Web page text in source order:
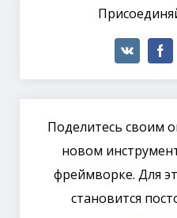
Поделитесь своим
новом
фреймворке. Для
становится